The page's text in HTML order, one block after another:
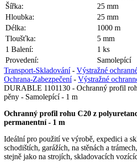
Šířka:
25 mm
Hloubka:
25 mm
Délka:
1000 m
Tloušťka:
5 mm
1 Balení:
1 ks
Provedení:
Samolepící
Transport-Skladování- Výstražné
Ochrana-Zabezpečení- Výstražné
DURABLE 1101130 - Ochranný profil
pěny - Samolepící - 1 m
Ochranný profil rohu C20 z
permanentní - 1 m
Ideální pro použití ve výrobě, expedici a
schodištích, garážích, na stěnách a
stejně jako na strojích, skladovacích